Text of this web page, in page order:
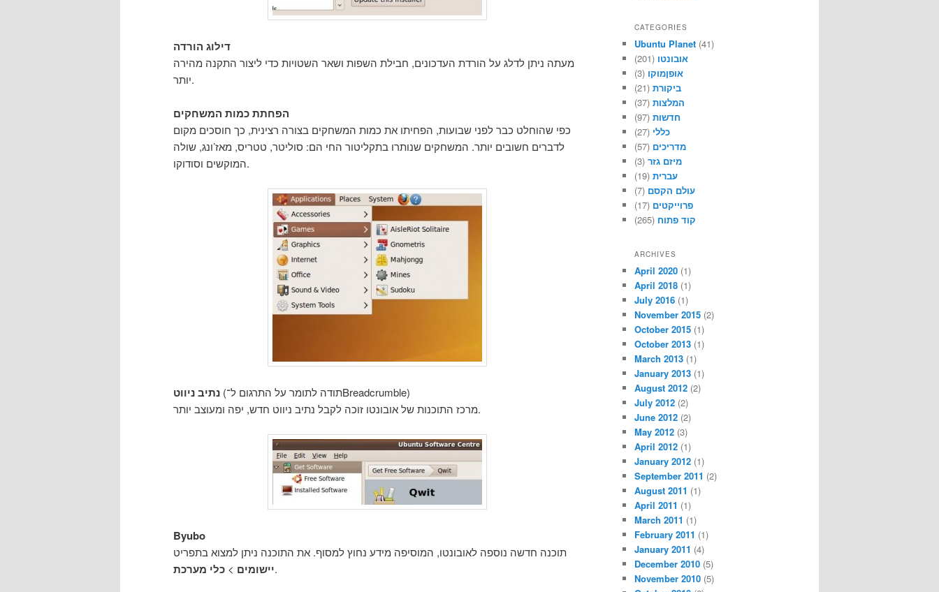
דילוג הורדה
מעתה ניתן לדלג על הורדת העדכונים, חבילת השפות ושאר השטויות כדי ליצור התקנה מהירה
יותר.
הפחתת כמות המשחקים
כפי שהוחלט כבר לפני שבועות, הפחיתו את כמות המשחקים בצורה רצינית, כך חוסכים מקום
לדברים חשובים יותר. המשחקים שנותרו בתקליטור החי הם: סוליטר, טטריס, מאז’ונג, שולה
המוקשים וסודוקו.
נתיב ניווט
(תודה לתומר על התרגום ל־Breadcrumble)
מרכז התוכנות של אובונטו זוכה לקבל נתיב ניווט חדש, יפה ומעוצב יותר.
Byubo
תוכנה חדשה נוספה לאובונטו, המוסיפה מידע נחוץ למסוף. את התוכנה ניתן למצוא בתפריט
יישומים > כלי מערכת .
CATEGORIES
Ubuntu Planet (41)
אובונטו (201)
אופןמוקו (3)
ביקורת (21)
המלצות (37)
חדשות (97)
כללי (27)
מדריכים (57)
מיזם גזר (3)
עברית (19)
עולם הקסם (7)
פרוייקטים (17)
קוד פתוח (265)
ARCHIVES
April 2020 (1)
April 2018 (1)
July 2016 (1)
November 2015 (2)
October 2015 (1)
October 2013 (1)
March 2013 (1)
January 2013 (1)
August 2012 (2)
July 2012 (2)
June 2012 (2)
May 2012 (3)
April 2012 (1)
January 2012 (1)
September 2011 (2)
August 2011 (1)
April 2011 (1)
March 2011 (1)
February 2011 (1)
January 2011 (4)
December 2010 (5)
November 2010 (5)